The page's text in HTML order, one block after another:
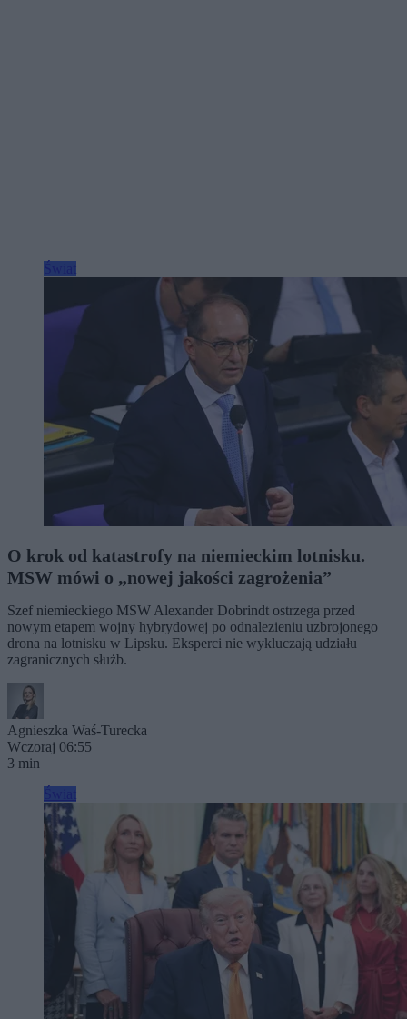
O krok od katastrofy na niemieckim lotnisku.
MSW mówi o „nowej jakości zagrożenia”
Szef niemieckiego MSW Alexander Dobrindt ostrzega przed
nowym etapem wojny hybrydowej po odnalezieniu uzbrojonego
drona na lotnisku w Lipsku. Eksperci nie wykluczają udziału
zagranicznych służb.
Agnieszka Waś-Turecka
Wczoraj 06:55
3 min